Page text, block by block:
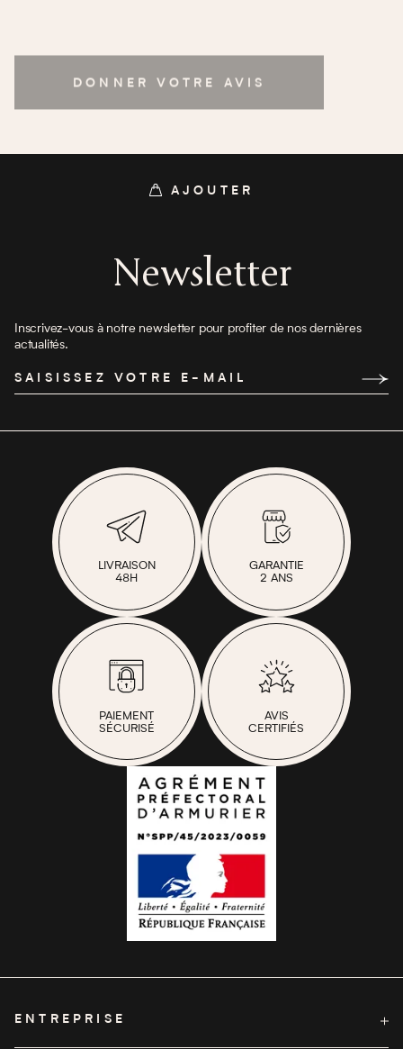
AJOUTER
AJOUTER
DONNER VOTRE AVIS
Newsletter
Inscrivez-vous à notre newsletter pour profiter de nos dernières
actualités.
SAISISSEZ VOTRE E-MAIL
LIVRAISON
48H
GARANTIE
2 ANS
PAIEMENT
SÉCURISÉ
AVIS
CERTIFIÉS
ENTREPRISE